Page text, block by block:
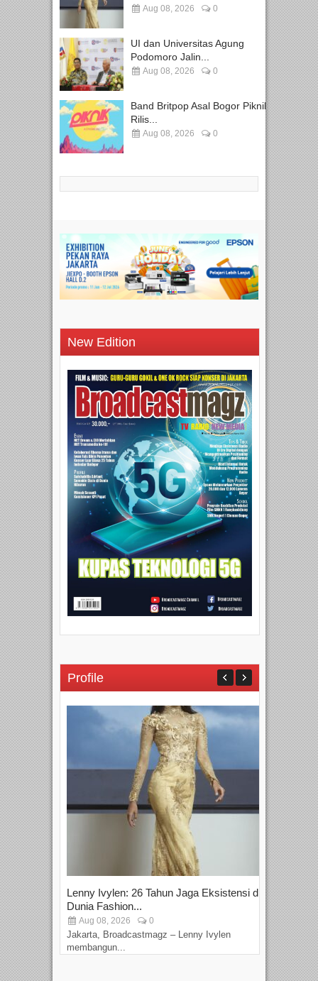
Aug 08, 2026 0
UI dan Universitas Agung
Podomoro Jalin...
Aug 08, 2026 0
Band Britpop Asal Bogor Piknik
Rilis...
Aug 08, 2026 0
New Edition
Profile
Lenny Ivylen: 26 Tahun Jaga Eksistensi di
Dunia Fashion...
Aug 08, 2026 0
Jakarta, Broadcastmagz – Lenny Ivylen
membangun...